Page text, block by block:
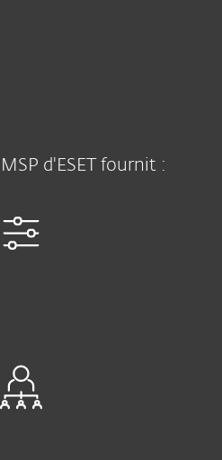
d'ESET fournit :